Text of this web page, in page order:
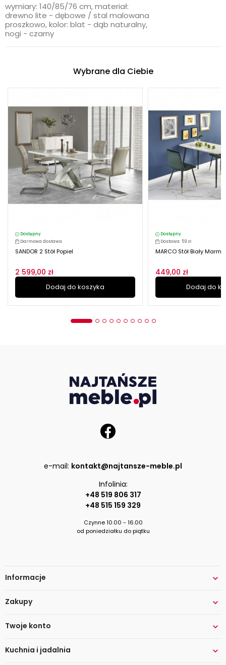
wymiary: 140/85/76 cm, materiał:
drewno lite - dębowe / stal malowana
proszkowo, kolor: blat - dąb naturalny,
nogi - czarny
Wybrane dla Ciebie
Dostępny
Darmowa dostawa
SANDOR 2 Stół Popiel
2 599,00 zł
Dodaj do koszyka
Dostępny
Dostawa: 59 zł
MARCO Stół Biały
449,00 zł
Dodaj do
e-mail: kontakt@najtansze-meble.pl
Infolinia:
+48 519 806 317
+48 515 159 329
Czynne 10.00 - 16.00
od poniedziałku do piątku
Informacje 
Zakupy 
Twoje konto 
Kuchnia i jadalnia 